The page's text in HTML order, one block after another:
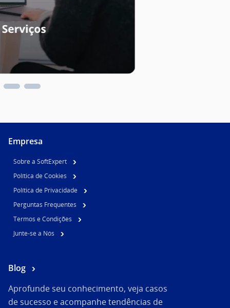
Empresa
Sobre a SoftExpert
Política de Cookies
Política de Privacidade
Perguntas Frequentes
Termos e Condições
Junte-se a Nós
Blog
Aprofunde seu conhecimento, veja casos
de sucesso e acompanhe tendências de